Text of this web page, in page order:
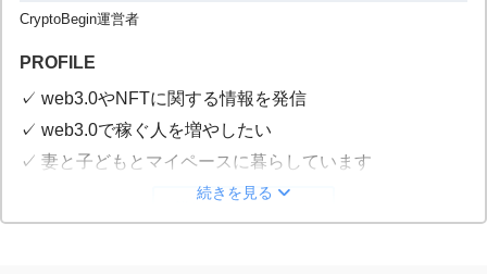
CryptoBegin運営者
PROFILE
✓ web3.0やNFTに関する情報を発信
✓ web3.0で稼ぐ人を増やしたい
✓ 妻と子どもとマイペースに暮らしています
続きを見る